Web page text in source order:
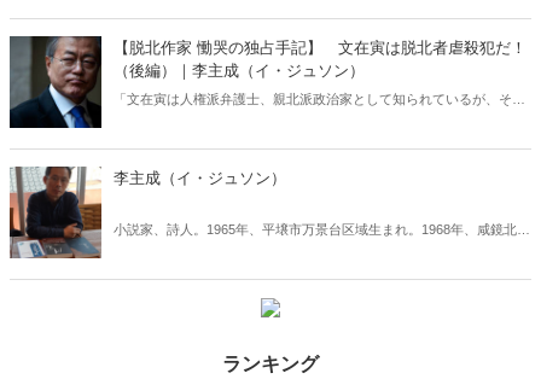
【脱北作家 慟哭の独占手記】 文在寅は脱北者虐殺犯だ！
（後編）｜李主成（イ・ジュソン）
「文在寅は人権派弁護士、親北派政治家として知られているが、その
知ってもらいたいと思い、筆をとった」ーーある脱北作家が命懸けで
綴った慟哭の手記。
李主成（イ・ジュソン）
小説家、詩人。1965年、平壌市万景台区域生まれ。1968年、咸鏡北道
所長、2004年、朝鮮万年貿易総会社中国延辺担当貿易会寧支社長を務
める。2006年1月、脱北。現在、NKデザイン協会（北朝鮮人権団
ランキング